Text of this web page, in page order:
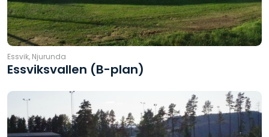
Essvik, Njurunda
Essviksvallen (B-plan)